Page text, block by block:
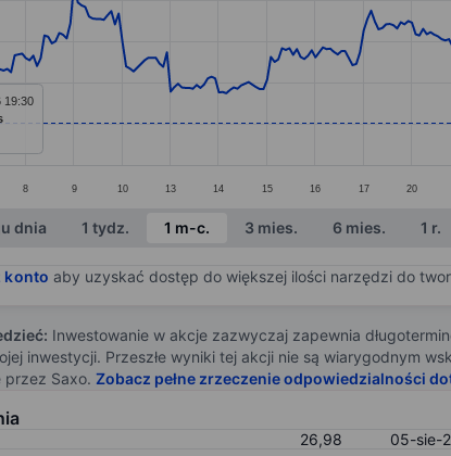
with 299 data points.
has 1 X axis displaying categories.
has 1 Y axis displaying values. Data ranges from
8 9 10 13 14 15 16 17 20
19:30
chart.
dnia 1 tydz. 1 m-c. 3 mies. 6 mies. 1 r.
konto aby uzyskać dostęp do większej ilości narzędzi do
Inwestowanie w akcje zazwyczaj zapewnia
inwestycji. Przeszłe wyniki tej akcji nie są wiarygodnym
przez Saxo. Zobacz pełne zrzeczenie odpowiedzialności
26,98
05-sie-